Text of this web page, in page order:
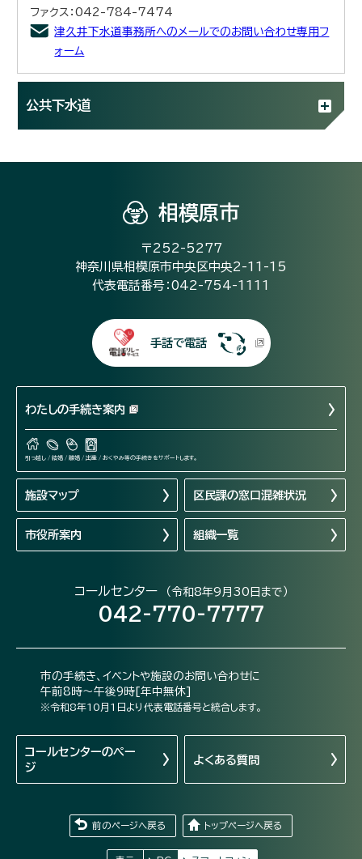
ファクス：042-784-7474
津久井下水道事務所へのメールでのお問い合わせ専用フ
ォーム
公共下水道
相模原市
〒252-5277
神奈川県相模原市中央区中央2-11-15
代表電話番号：042-754-1111
手話で電話
わたしの手続き案内
引っ越し / 結婚 / 離婚 / 出産 / おくやみ等の手続きをサポートします。
施設マップ 区民課の窓口混雑状況
市役所案内 組織一覧
コールセンター （令和8年9月30日まで）
042-770-7777
市の手続き、イベントや施設のお問い合わせに
午前8時～午後9時[年中無休]
※令和8年10月1日より代表電話番号と統合します。
コールセンターのペー
ジ
よくある質問
前のページへ戻る トップページへ戻る